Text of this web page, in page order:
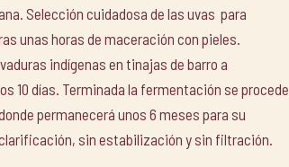
Selección cuidadosa de las uvas para
unas horas de maceración con pieles.
indígenas en tinajas de barro a
10 días. Terminada la fermentación se procede
permanecerá unos 6 meses para su
sin estabilización y sin filtración.